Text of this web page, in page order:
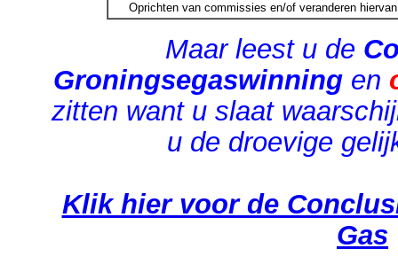
Oprichten van commissies en/of veranderen
Maar leest u de
Groningsegaswinning en
zitten want u slaat
u de droevige
Klik hier voor de
Gas